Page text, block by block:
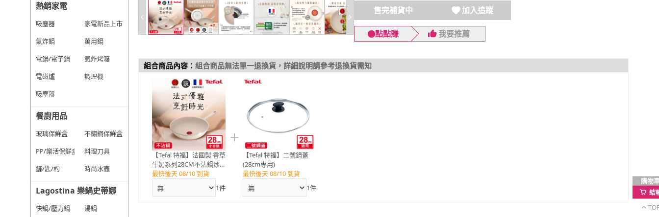
熱銷家電
吸塵器
家電新品上市
氣炸鍋
萬用鍋
電鍋/電子鍋
氣炸烤箱
電磁爐
調理機
吸塵器
餐廚用品
玻璃保鮮盒
不鏽鋼保鮮盒
PP/樂活保鮮盒
料理刀具
鏟/匙/杓
時尚水壺
Lagostina 樂鍋史蒂娜
快鍋/壓力鍋
湯鍋
售完補貨中 加入追蹤
點點賺 我要推薦
組合商品內容： 組合商品無法單一退換貨，詳細說明請參考退換貨需知
【Tefal 特福】法國製 香草
牛奶系列28CM不沾鍋炒
鍋
最快後天 08/10 到貨
1件
【Tefal 特福】二號鍋蓋
(28cm專用)
最快後天 08/10 到貨
1件
購物
結